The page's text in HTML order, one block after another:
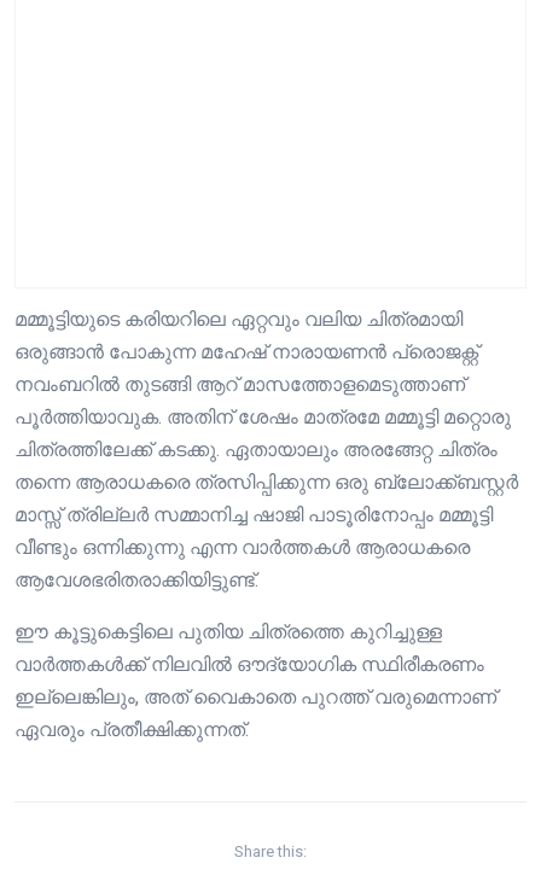
മമ്മൂട്ടിയുടെ കരിയറിലെ ഏറ്റവും വലിയ ചിത്രമായി
ഒരുങ്ങാൻ പോകുന്ന മഹേഷ് നാരായണൻ പ്രൊജക്റ്റ്
നവംബറിൽ തുടങ്ങി ആറ് മാസത്തോളമെടുത്താണ്
പൂർത്തിയാവുക. അതിന് ശേഷം മാത്രമേ മമ്മൂട്ടി മറ്റൊരു
ചിത്രത്തിലേക്ക് കടക്കു. ഏതായാലും അരങ്ങേറ്റ ചിത്രം
തന്നെ ആരാധകരെ ത്രസിപ്പിക്കുന്ന ഒരു ബ്ലോക്ക്ബസ്റ്റർ
മാസ്സ് ത്രില്ലർ സമ്മാനിച്ച ഷാജി പാടൂരിനോപ്പം മമ്മൂട്ടി
വീണ്ടും ഒന്നിക്കുന്നു എന്ന വാർത്തകൾ ആരാധകരെ
ആവേശഭരിതരാക്കിയിട്ടുണ്ട്.
ഈ കൂട്ടുകെട്ടിലെ പുതിയ ചിത്രത്തെ കുറിച്ചുള്ള
വാർത്തകൾക്ക് നിലവിൽ ഔദ്യോഗിക സ്ഥിരീകരണം
ഇല്ലെങ്കിലും, അത് വൈകാതെ പുറത്ത് വരുമെന്നാണ്
ഏവരും പ്രതീക്ഷിക്കുന്നത്.
Share this: